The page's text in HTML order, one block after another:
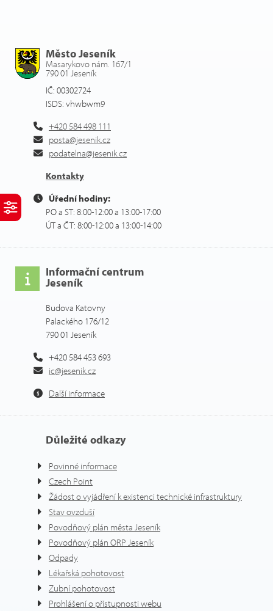
Město Jeseník
Masarykovo nám. 167/1
790 01 Jeseník
IČ: 00302724
ISDS: vhwbwm9
+420 584 498 111
posta@jesenik.cz
podatelna@jesenik.cz
Kontakty
Úřední hodiny:
PO a ST: 8:00-12:00 a 13:00-17:00
ÚT a ČT: 8:00-12:00 a 13:00-14:00
Informační centrum
Jeseník
Budova Katovny
Palackého 176/12
790 01 Jeseník
+420 584 453 693
ic@jesenik.cz
Další informace
Důležité odkazy
Povinné informace
Czech Point
Žádost o vyjádření k existenci technické infrastruktury
Stav ovzduší
Povodňový plán města Jeseník
Povodňový plán ORP Jeseník
Odpady
Lékařská pohotovost
Zubní pohotovost
Prohlášení o přístupnosti webu